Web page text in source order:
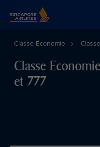
Classe Économie
Classe
et 777